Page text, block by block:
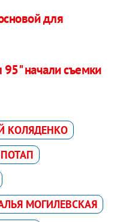
для
95" начали съемки
КОЛЯДЕНКО
ПОТАП
МОГИЛЕВСКАЯ